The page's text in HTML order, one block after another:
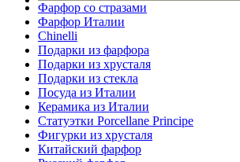
Фарфор со стразами
Фарфор Италии
Chinelli
Подарки из фарфора
Подарки из хрусталя
Подарки из стекла
Посуда из Италии
Керамика из Италии
Статуэтки Porcellane Principe
Фигурки из хрусталя
Китайский фарфор